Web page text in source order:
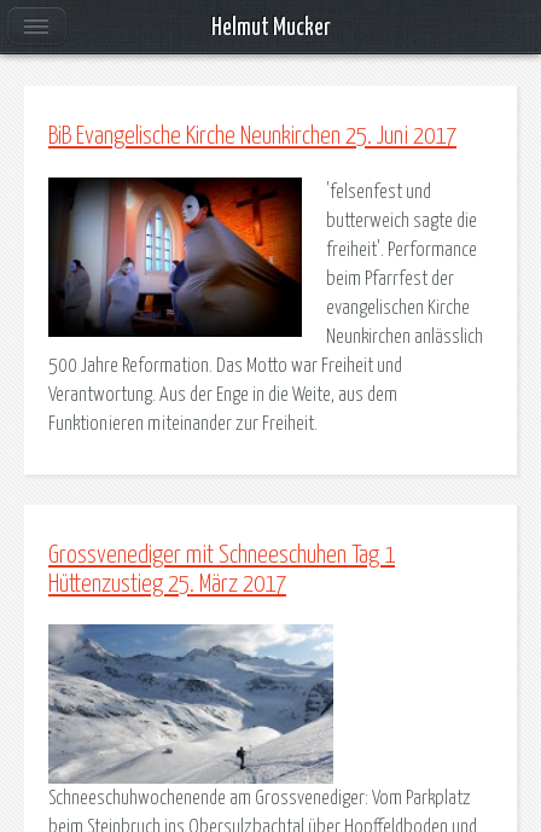
BiB Evangelische Kirche Neunkirchen 25. Juni 2017
'felsenfest und
butterweich sagte die
freiheit'. Performance
beim Pfarrfest der
evangelischen Kirche
Neunkirchen anlässlich
500 Jahre Reformation. Das Motto war Freiheit und
Verantwortung. Aus der Enge in die Weite, aus dem
Funktionieren miteinander zur Freiheit.
Grossvenediger mit Schneeschuhen Tag 1
Hüttenzustieg 25. März 2017
Schneeschuhwochenende am Grossvenediger: Vom Parkplatz
beim Steinbruch ins Obersulzbachtal über Hopffeldboden und
Helmut Mucker